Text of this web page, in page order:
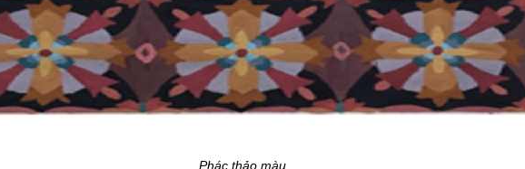
Phác thảo màu